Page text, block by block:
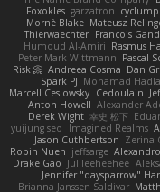
Foxokles garzatron cyclump
Mornè Blake Mateusz
Thierwaechter Francois
Humoud Al-Amiri Rasmus
Peter Mark Wittmann Pascal
Risk 📀 Andreea Cosma Dan
Spark PJ Mohamad
Marcell Ceslowsky Cedoulain
Anton Howell Alexander
Derek Wight 幸史 松下
yuijung seo
Imagined Realms
Jason Cuthbertson Zerina
Robin Nuen jeffsarge
Drake Gao Julileeheehee
Jennifer "daysparrow"
Brianna Janssen Saldivar